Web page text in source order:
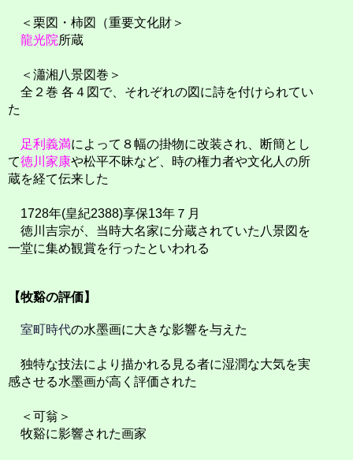
＜栗図・柿図（重要文化財＞
龍光院所蔵
＜瀟湘八景図巻＞
全２巻 各４図で、それぞれの図に詩を付けられてい
た
足利義満によって８幅の掛物に改装され、断簡とし
て徳川家康や松平不昧など、時の権力者や文化人の所
蔵を経て伝来した
1728年(皇紀2388)享保13年７月
徳川吉宗が、当時大名家に分蔵されていた八景図を
一堂に集め観賞を行ったといわれる
【牧谿の評価】
室町時代の水墨画に大きな影響を与えた
独特な技法により描かれる見る者に湿潤な大気を実
感させる水墨画が高く評価された
＜可翁＞
牧谿に影響された画家